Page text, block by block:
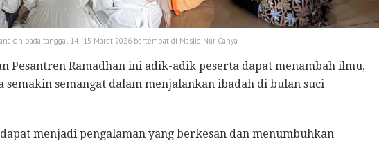
pada tanggal 14–15 Maret 2026 bertempat di Masjid Nur Cahya
Pesantren Ramadhan ini adik-adik peserta dapat menambah ilmu,
semangat dalam menjalankan ibadah di bulan suci
menjadi pengalaman yang berkesan dan menumbuhkan